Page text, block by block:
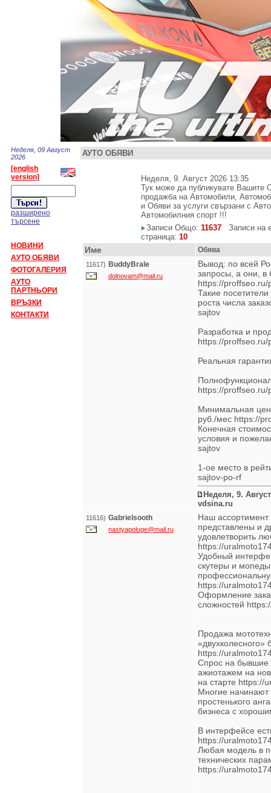
Неделя, 09 Август
2026
[english
version]
разширено
търсене
НОВИНИ
АУТО ОБЯВИ
ФОТОГАЛЕРИЯ
АУТО
ПАРТНЬОРИ
ВРЪЗКИ
КОНТАКТИ
АУТО ОБЯВИ
Неделя, 9. Август 2026 13:35
Тук може да публикувате Вашите
продажба на Автомобили,
и Обяви за услуги свързани с
Автомобилния спорт !!!
Записи Общо: 11637 Записи на
страница: 10
Име Обява
11617) BuddyBrale
dolnovam@mail.ru
Вывод: по всей
запросы, а они,
https://
Такие
роста числа
sajtov
Разработка и
https://
Реальная
https://proffseo.ru/
Минимальная
руб./мес https://
Конечная
условия и
sajtov
1-ое место в
sajtov-po-rf
Неделя, 9.
vdsina.ru
11616) Gabrielsooth
nastyapoluge@mail.ru
Наш ассортимент
представлены и
удовлетворить
https://
Удобный
скутеры и
https://
Оформление
сложностей
Продажа
«двухколесного»
https://
Спрос на бывшие
ажиотажем на
на старте https://
Многие начинают
простенького
бизнеса с
В интерфейсе
https://
Любая модель в
технических
https://